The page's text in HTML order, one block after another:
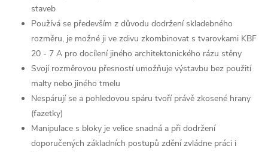
staveb
Používá se především z důvodu dodržení skladebného
rozměru, je možné ji ve zdivu zkombinovat s tvarovkami KBF
20 - 7 A pro docílení jiného architektonického rázu stěny
Svojí rozměrovou přesností umožňuje výstavbu bez použití
malty nebo jiného tmelu
Nespárují se a pohledovou spáru tvoří právě zkosené hrany
(fazetky)
Manipulace s bloky je velice snadná a při dodržení
doporučených základních postupů zdění zvládne práci i